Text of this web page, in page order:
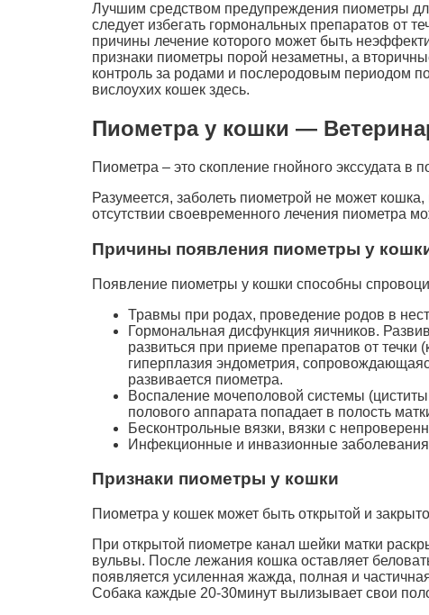
Лучшим средством предупреждения пиометры
следует избегать гормональных препаратов от
причины лечение которого может быть
признаки пиометры порой незаметны, а
контроль за родами и послеродовым периодом
вислоухих кошек здесь.
Пиометра у кошки —
Пиометра – это скопление гнойного экссудата
Разумеется, заболеть пиометрой не может
отсутствии своевременного лечения пиометра
Причины появления пиометры у
Появление пиометры у кошки способны
Травмы при родах, проведение родов в
Гормональная дисфункция яичников.
развиться при приеме препаратов от течки
гиперплазия эндометрия,
развивается пиометра.
Воспаление мочеполовой системы
полового аппарата попадает в полость
Бесконтрольные вязки, вязки с
Инфекционные и инвазионные
Признаки пиометры у кошки
Пиометра у кошек может быть открытой и
При открытой пиометре канал шейки матки
вульвы. После лежания кошка оставляет
появляется усиленная жажда, полная и
Собака каждые 20-30минут вылизывает свои